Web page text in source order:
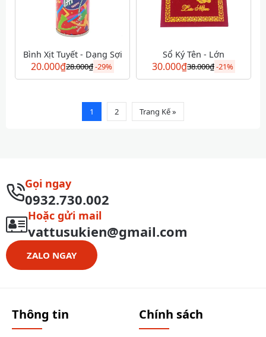
Bình Xịt Tuyết - Dạng Sợi
20.000₫28.000₫-29%
Sổ Ký Tên - Lớn
30.000₫38.000₫-21%
1 2 Trang Kế »
Gọi ngay
0932.730.002
Hoặc gửi mail
vattusukien@gmail.com
ZALO NGAY
Thông tin Chính sách